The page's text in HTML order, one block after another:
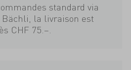
standard via
Bächli, la livraison est
CHF 75.–.